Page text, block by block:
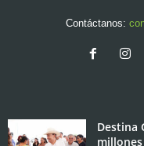
Contáctanos:
Destina